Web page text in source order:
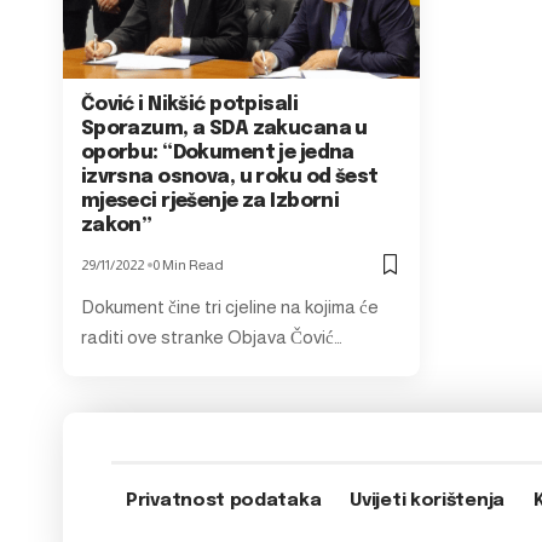
Čović i Nikšić potpisali
Sporazum, a SDA zakucana u
oporbu: “Dokument je jedna
izvrsna osnova, u roku od šest
mjeseci rješenje za Izborni
zakon”
29/11/2022 0 Min Read
Dokument čine tri cjeline na kojima će
raditi ove stranke Objava Čović…
Privatnost podataka Uvijeti korištenja